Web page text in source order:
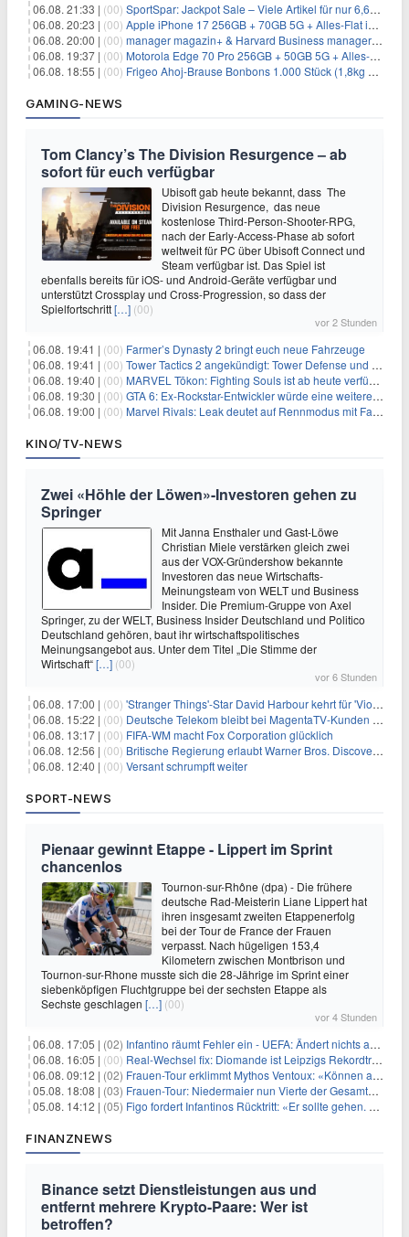
06.08. 21:33 | (00) SportSpar: Jackpot Sale – Viele Artikel für nur 6,66€ – nur 48 Stunden
06.08. 20:23 | (00) Apple iPhone 17 256GB + 70GB 5G + Alles-Flat im Vodafone-Netz für 34,99€/Monat – eff. 4,65€/Monat
06.08. 20:00 | (00) manager magazin+ & Harvard Business manager+ Digital-Kombi-Abo 1 Monat kostenlos
06.08. 19:37 | (00) Motorola Edge 70 Pro 256GB + 50GB 5G + Alles-Flat im Vodafone-Netz für 19,99€/Monat – eff. 0,61€/Monat
06.08. 18:55 | (00) Frigeo Ahoj-Brause Bonbons 1.000 Stück (1,8kg Eimer) für 6,29€
GAMING-NEWS
Tom Clancy’s The Division Resurgence – ab
sofort für euch verfügbar
Ubisoft gab heute bekannt, dass The
Division Resurgence, das neue
kostenlose Third-Person-Shooter-RPG,
nach der Early-Access-Phase ab sofort
weltweit für PC über Ubisoft Connect und
Steam verfügbar ist. Das Spiel ist
ebenfalls bereits für iOS- und Android-Geräte verfügbar und
unterstützt Crossplay und Cross-Progression, so dass der
Spielfortschritt[…] (00)
vor 2 Stunden
06.08. 19:41 | (00) Farmer’s Dynasty 2 bringt euch neue Fahrzeuge
06.08. 19:41 | (00) Tower Tactics 2 angekündigt: Tower Defense und Deckbuilding Kombo kehrt zurück
06.08. 19:40 | (00) MARVEL Tōkon: Fighting Souls ist ab heute verfügbar
06.08. 19:30 | (00) GTA 6: Ex-Rockstar-Entwickler würde eine weitere Verschiebung nicht überraschen
06.08. 19:00 | (00) Marvel Rivals: Leak deutet auf Rennmodus mit Fahrzeugen hin
KINO/TV-NEWS
Zwei «Höhle der Löwen»-Investoren gehen zu
Springer
Mit Janna Ensthaler und Gast-Löwe
Christian Miele verstärken gleich zwei
aus der VOX-Gründershow bekannte
Investoren das neue Wirtschafts-
Meinungsteam von WELT und Business
Insider. Die Premium-Gruppe von Axel
Springer, zu der WELT, Business Insider Deutschland und Politico
Deutschland gehören, baut ihr wirtschaftspolitisches
Meinungsangebot aus. Unter dem Titel „Die Stimme der
Wirtschaft“[…] (00)
vor 6 Stunden
06.08. 17:00 | (00) 'Stranger Things'-Star David Harbour kehrt für 'Violent Night 2' zurück – Kristen Bell stößt zur Besetzung
06.08. 15:22 | (00) Deutsche Telekom bleibt bei MagentaTV-Kunden vage
06.08. 13:17 | (00) FIFA-WM macht Fox Corporation glücklich
06.08. 12:56 | (00) Britische Regierung erlaubt Warner Bros. Discovery-Übernahme
06.08. 12:40 | (00) Versant schrumpft weiter
SPORT-NEWS
Pienaar gewinnt Etappe - Lippert im Sprint
chancenlos
Tournon-sur-Rhône (dpa) - Die frühere
deutsche Rad-Meisterin Liane Lippert hat
ihren insgesamt zweiten Etappenerfolg
bei der Tour de France der Frauen
verpasst. Nach hügeligen 153,4
Kilometern zwischen Montbrison und
Tournon-sur-Rhone musste sich die 28-Jährige im Sprint einer
siebenköpfigen Fluchtgruppe bei der sechsten Etappe als
Sechste geschlagen […] (00)
vor 4 Stunden
06.08. 17:05 | (02) Infantino räumt Fehler ein - UEFA: Ändert nichts an Boykott
06.08. 16:05 | (00) Real-Wechsel fix: Diomande ist Leipzigs Rekordtransfer
06.08. 09:12 | (02) Frauen-Tour erklimmt Mythos Ventoux: «Können alles schaffen»
05.08. 18:08 | (03) Frauen-Tour: Niedermaier nun Vierte der Gesamtwertung
05.08. 14:12 | (05) Figo fordert Infantinos Rücktritt: «Er sollte gehen. Jetzt»
FINANZNEWS
Binance setzt Dienstleistungen aus und
entfernt mehrere Krypto-Paare: Wer ist
betroffen?